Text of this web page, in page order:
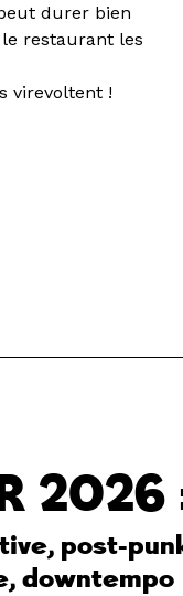
durer bien
restaurant les
virevoltent !
2026
post-
downtempo